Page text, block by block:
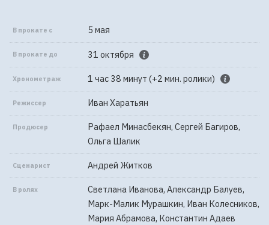
В прокате с 5 мая
В прокате до 31 октября
Хронометраж 1 час 38 минут (+2 мин. ролики)
Режиссер Иван Харатьян
Продюсер
Рафаел Минасбекян, Сергей Багиров,
Ольга Шалик
Сценарист Андрей Житков
В ролях
Светлана Иванова, Александр Балуев,
Марк-Малик Мурашкин, Иван Колесников,
Мария Абрамова, Константин Адаев